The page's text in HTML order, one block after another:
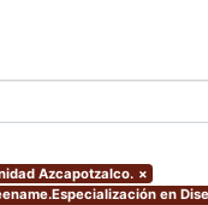
Azcapotzalco. ×
en